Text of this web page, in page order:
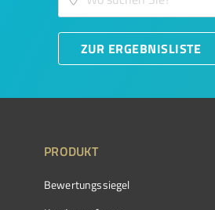
ZUR ERGEBNISLISTE
PRODUKT
Bewertungssiegel